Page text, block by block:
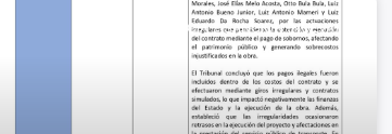
JUSTICIA Y SANCIÓN (NUEVA)